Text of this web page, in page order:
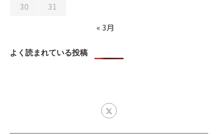
30
31
« 3月
よく読まれている投稿